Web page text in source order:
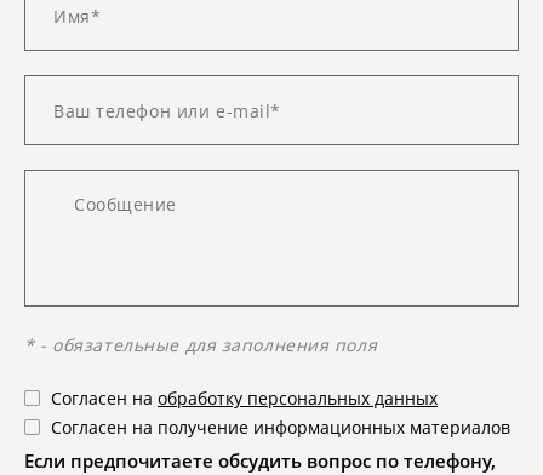
* - обязательные для заполнения поля
Согласен на обработку персональных данных
Согласен на получение информационных материалов
Если предпочитаете обсудить вопрос по телефону,